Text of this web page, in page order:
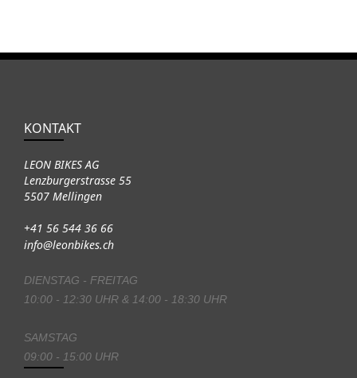
KONTAKT
LEON BIKES AG
Lenzburgerstrasse 55
5507 Mellingen
+41 56 544 36 66
info@leonbikes.ch
DIENSTAG - FREITAG
10:00 - 12:30 UHR & 14:00 - 18:30 UHR
SAMSTAG
09:00 - 15:00 UHR